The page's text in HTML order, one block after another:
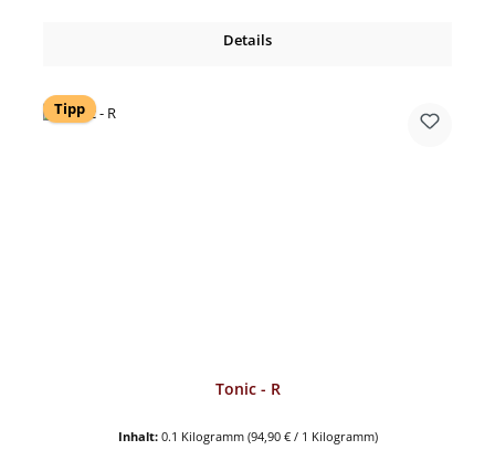
Details
Tipp
Tonic - R
Inhalt: 0.1 Kilogramm (94,90 € / 1 Kilogramm)